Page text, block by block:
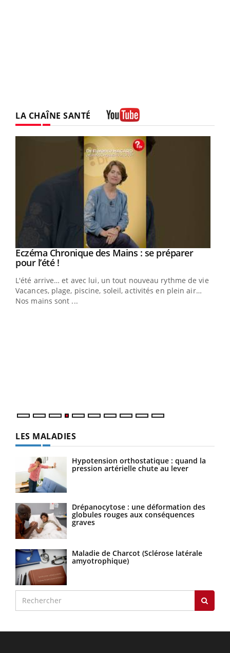
LA CHAÎNE SANTÉ
Youtube
Eczéma Chronique des Mains : se préparer
pour l’été !Youtube
L'été arrive… et avec lui, un tout nouveau rythme de vie !
Vacances, plage, piscine, soleil, activités en plein air…
Nos mains sont ...
LES MALADIES
Hypotension orthostatique : quand la
pression artérielle chute au lever
Drépanocytose : une déformation des
globules rouges aux conséquences
graves
Maladie de Charcot (Sclérose latérale
amyotrophique)